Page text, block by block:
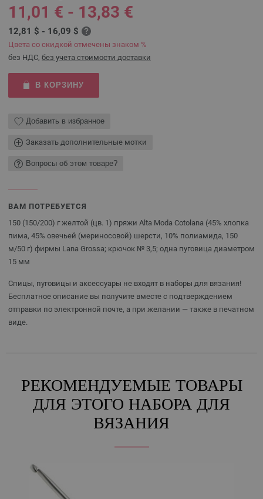
11,01 € - 13,83 €
12,81 $ - 16,09 $
Цвета со скидкой отмечены знаком %
без НДС, без учета стоимости доставки
В КОРЗИНУ
Добавить в избранное
Заказать дополнительные мотки
Вопросы об этом товаре?
ВАМ ПОТРЕБУЕТСЯ
150 (150/200) г желтой (цв. 1) пряжи Alta Moda Cotolana (45% хлопка
пима, 45% овечьей (мериносовой) шерсти, 10% полиамида, 150
м/50 г) фирмы Lana Grossa; крючок № 3,5; одна пуговица диаметром
15 мм
Спицы, пуговицы и аксессуары не входят в наборы для вязания!
Бесплатное описание вы получите вместе с подтверждением
отправки по электронной почте, а при желании — также в печатном
виде.
РЕКОМЕНДУЕМЫЕ ТОВАРЫ
ДЛЯ ЭТОГО НАБОРА ДЛЯ
ВЯЗАНИЯ